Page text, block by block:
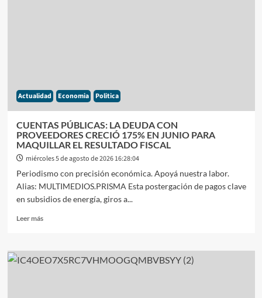
DEFENDIÓ
RUMBO
ECONÓMICO
Actualidad Economia Politica
CUENTAS PÚBLICAS: LA DEUDA CON
PROVEEDORES CRECIÓ 175% EN JUNIO PARA
MAQUILLAR EL RESULTADO FISCAL
miércoles 5 de agosto de 2026 16:28:04
Periodismo con precisión económica. Apoyá nuestra labor.
Alias: MULTIMEDIOS.PRISMA Esta postergación de pagos clave
en subsidios de energía, giros a...
Leer másLeer
CUENTAS
PÚBLICAS: